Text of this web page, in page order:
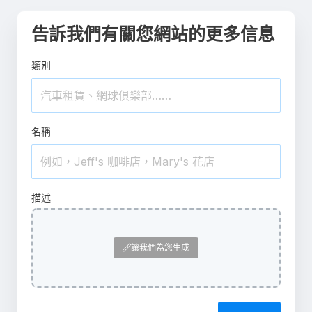
告訴我們有關您網站的更多信息
類別
名稱
描述
讓我們為您生成